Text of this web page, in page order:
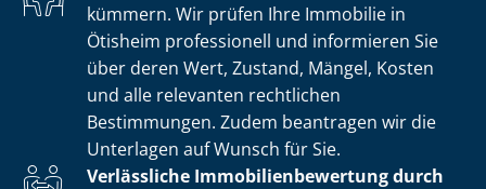
kümmern. Wir prüfen Ihre Immobilie in
Ötisheim professionell und informieren Sie
über deren Wert, Zustand, Mängel, Kosten
und alle relevanten rechtlichen
Bestimmungen. Zudem beantragen wir die
Unterlagen auf Wunsch für Sie.
Verlässliche Im­mo­bi­li­en­be­wer­tung durch